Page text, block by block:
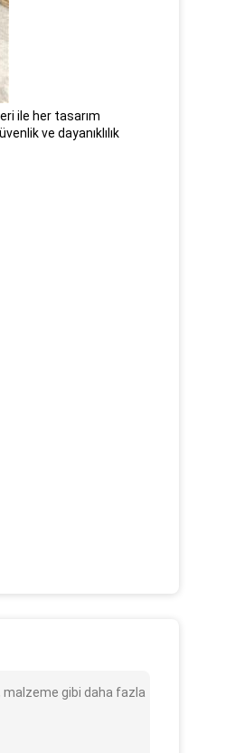
ile her tasarım
ve dayanıklılık
malzeme gibi daha fazla